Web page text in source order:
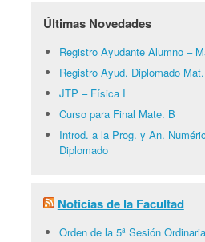
Últimas Novedades
Registro Ayudante Alumno –
Registro Ayud. Diplomado
JTP – Física I
Curso para Final Mate. B
Introd. a la Prog. y An.
Diplomado
Noticias de la Facultad
Orden de la 5ª Sesión